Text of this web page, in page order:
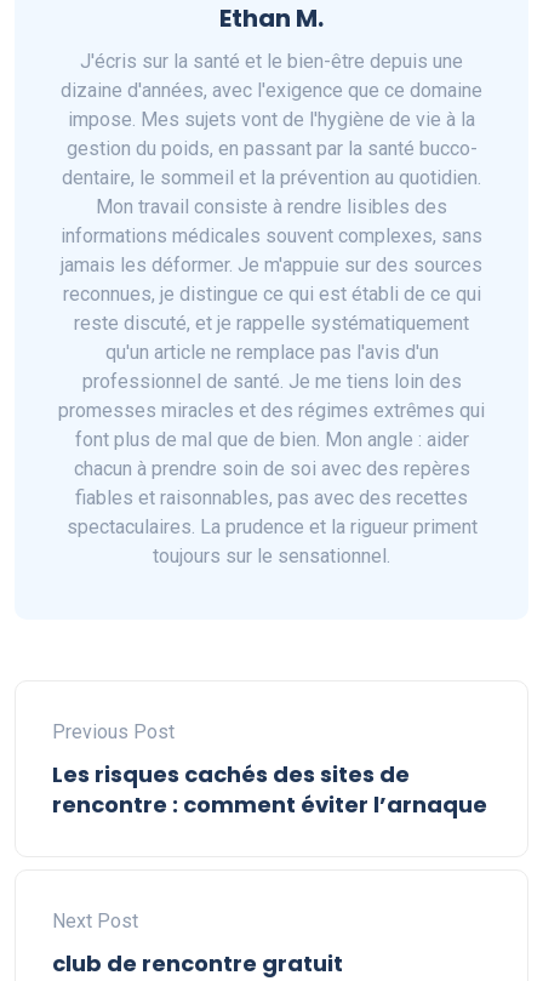
Ethan M.
J'écris sur la santé et le bien-être depuis une
dizaine d'années, avec l'exigence que ce domaine
impose. Mes sujets vont de l'hygiène de vie à la
gestion du poids, en passant par la santé bucco-
dentaire, le sommeil et la prévention au quotidien.
Mon travail consiste à rendre lisibles des
informations médicales souvent complexes, sans
jamais les déformer. Je m'appuie sur des sources
reconnues, je distingue ce qui est établi de ce qui
reste discuté, et je rappelle systématiquement
qu'un article ne remplace pas l'avis d'un
professionnel de santé. Je me tiens loin des
promesses miracles et des régimes extrêmes qui
font plus de mal que de bien. Mon angle : aider
chacun à prendre soin de soi avec des repères
fiables et raisonnables, pas avec des recettes
spectaculaires. La prudence et la rigueur priment
toujours sur le sensationnel.
Previous Post
Les risques cachés des sites de
rencontre : comment éviter l’arnaque
Next Post
club de rencontre gratuit